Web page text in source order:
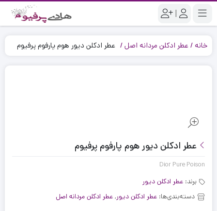
|
خانه عطر ادکلن مردانه اصل عطر ادکلن دیور هوم پارفوم پرفیوم
عطر ادکلن دیور هوم پارفوم پرفیوم
Dior Pure Poison
برند: عطر ادکلن دیور
دسته‌بندی‌ها: عطر ادکلن دیور, عطر ادکلن مردانه اصل